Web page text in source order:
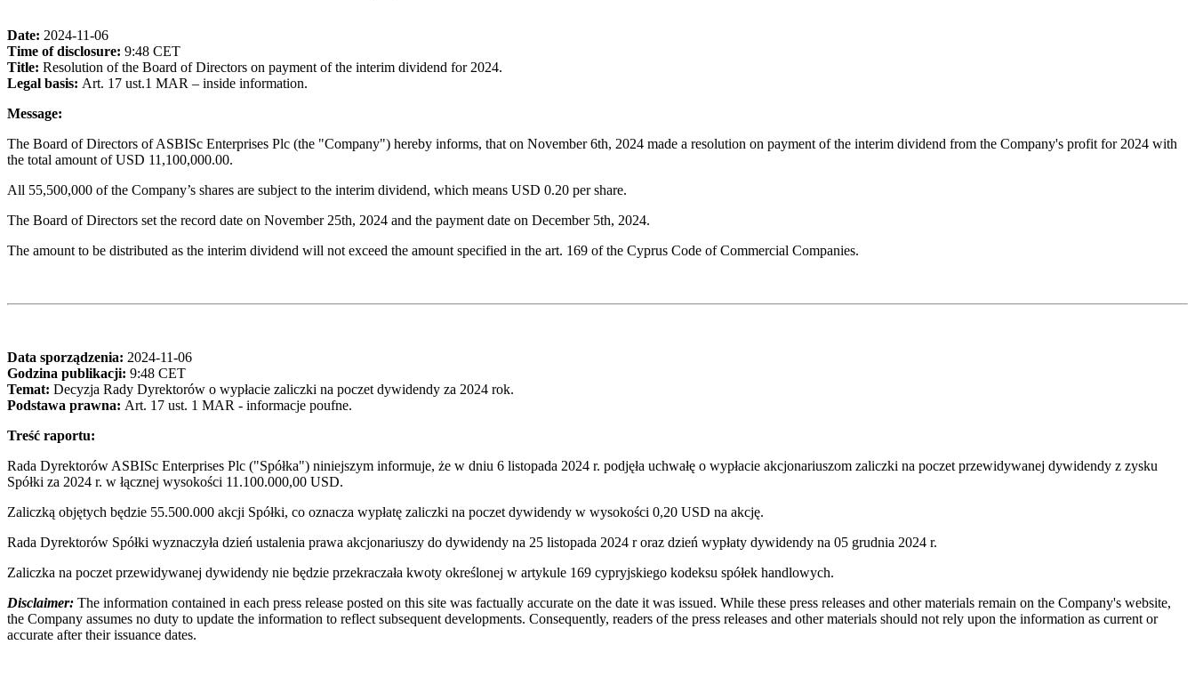
Date: 2024-11-06
Time of disclosure: 9:48 CET
Title: Resolution of the Board of Directors on payment of the interim dividend for 2024.
Legal basis: Art. 17 ust.1 MAR – inside information.
Message:
The Board of Directors of ASBISc Enterprises Plc (the "Company") hereby informs, that on November 6th, 2024 made a resolution on payment of the interim dividend from the Company's profit for 2024 with
the total amount of USD 11,100,000.00.
All 55,500,000 of the Company’s shares are subject to the interim dividend, which means USD 0.20 per share.
The Board of Directors set the record date on November 25th, 2024 and the payment date on December 5th, 2024.
The amount to be distributed as the interim dividend will not exceed the amount specified in the art. 169 of the Cyprus Code of Commercial Companies.
Data sporządzenia: 2024-11-06
Godzina publikacji: 9:48 CET
Temat: Decyzja Rady Dyrektorów o wypłacie zaliczki na poczet dywidendy za 2024 rok.
Podstawa prawna: Art. 17 ust. 1 MAR - informacje poufne.
Treść raportu:
Rada Dyrektorów ASBISc Enterprises Plc ("Spółka") niniejszym informuje, że w dniu 6 listopada 2024 r. podjęła uchwałę o wypłacie akcjonariuszom zaliczki na poczet przewidywanej dywidendy z zysku
Spółki za 2024 r. w łącznej wysokości 11.100.000,00 USD.
Zaliczką objętych będzie 55.500.000 akcji Spółki, co oznacza wypłatę zaliczki na poczet dywidendy w wysokości 0,20 USD na akcję.
Rada Dyrektorów Spółki wyznaczyła dzień ustalenia prawa akcjonariuszy do dywidendy na 25 listopada 2024 r oraz dzień wypłaty dywidendy na 05 grudnia 2024 r.
Zaliczka na poczet przewidywanej dywidendy nie będzie przekraczała kwoty określonej w artykule 169 cypryjskiego kodeksu spółek handlowych.
Disclaimer: The information contained in each press release posted on this site was factually accurate on the date it was issued. While these press releases and other materials remain on the Company's website,
the Company assumes no duty to update the information to reflect subsequent developments. Consequently, readers of the press releases and other materials should not rely upon the information as current or
accurate after their issuance dates.